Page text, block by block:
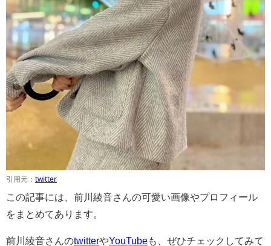
引用元： twitter
この記事には、前川綾音さんの可愛い画像やプロフィール
をまとめてあります。
前川綾音さんのtwitterやYouTubeも、ぜひチェックしてみて